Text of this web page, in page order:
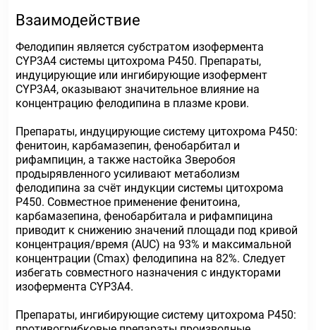
Взаимодействие
Фелодипин является субстратом изофермента
CYP3A4 системы цитохрома P450. Препараты,
индуцирующие или ингибирующие изофермент
CYP3A4, оказывают значительное влияние на
концентрацию фелодипина в плазме крови.
Препараты, индуцирующие систему цитохрома P450:
фенитоин, карбамазепин, фенобарбитал и
рифампицин, а также настойка Зверобоя
продырявленного усиливают метаболизм
фелодипина за счёт индукции системы цитохрома
Р450. Совместное применение фенитоина,
карбамазепина, фенобарбитала и рифампицина
приводит к снижению значений площади под кривой
концентрация/время (АUС) на 93% и максимальной
концентрации (Сmax) фелодипина на 82%. Следует
избегать совместного назначения с индукторами
изофермента CYP3A4.
Препараты, ингибирующие систему цитохрома P450: